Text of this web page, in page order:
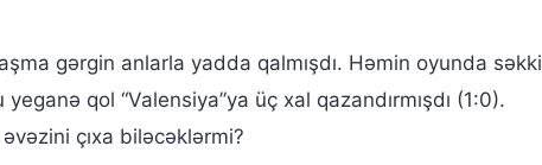
gərgin anlarla yadda qalmışdı. Həmin oyunda
qol “Valensiya”ya üç xal qazandırmışdı (1:0).
çıxa biləcəklərmi?